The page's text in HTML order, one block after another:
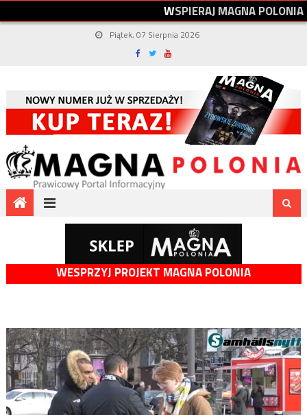
WSPIERAJMAGNAPOLONIA
Piątek, 07 Sierpnia 2026
WESPRZYJ PROJEKT MAGNA POLONIA